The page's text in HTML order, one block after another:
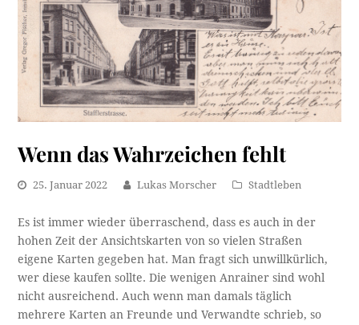
Wenn das Wahrzeichen fehlt
25. Januar 2022 Lukas Morscher Stadtleben
Es ist immer wieder überraschend, dass es auch in der
hohen Zeit der Ansichtskarten von so vielen Straßen
eigene Karten gegeben hat. Man fragt sich unwillkürlich,
wer diese kaufen sollte. Die wenigen Anrainer sind wohl
nicht ausreichend. Auch wenn man damals täglich
mehrere Karten an Freunde und Verwandte schrieb, so